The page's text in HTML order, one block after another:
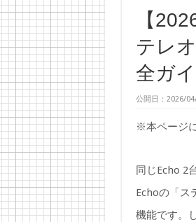
【
テレ
全ガイ
公開日：2026/
※本ページ
同じEcho 2
Echoの「ス
機能です。